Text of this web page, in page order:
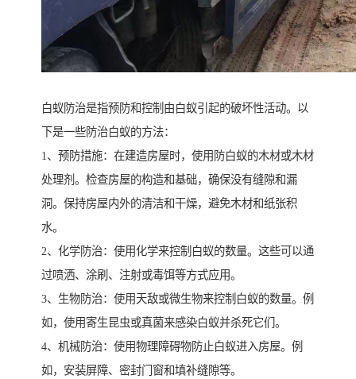
白蚁防治是指预防和控制由白蚁引起的破坏性活动。以
下是一些防治白蚁的方法：
1、预防措施：在建造房屋时，使用防白蚁的木材或木材
处理剂。检查房屋的构造和基础，确保没有缝隙和漏
洞。保持房屋内外的清洁和干燥，避免木材和纸张积
水。
2、化学防治：使用化学来控制白蚁的数量。这些可以通
过喷洒、涂刷、注射或毒饵等方式应用。
3、生物防治：使用天敌或微生物来控制白蚁的数量。例
如，使用寄生昆虫或真菌来感染白蚁并杀死它们。
4、机械防治：使用物理障碍物防止白蚁进入房屋。例
如，安装屏障、密封门窗和填补缝隙等。